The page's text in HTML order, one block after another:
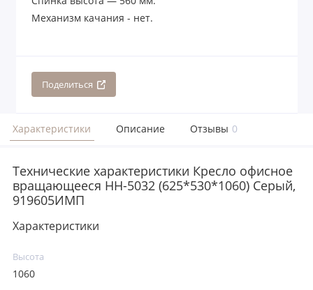
Механизм качания - нет.
Поделиться
Характеристики Описание Отзывы 0
Технические характеристики Кресло офисное
вращающееся НН-5032 (625*530*1060) Серый,
919605ИМП
Характеристики
Высота
1060